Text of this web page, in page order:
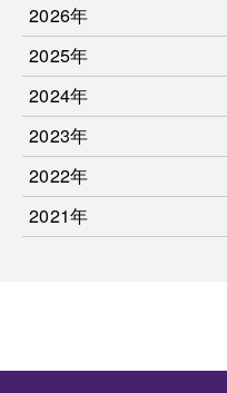
2026年
2025年
2024年
2023年
2022年
2021年